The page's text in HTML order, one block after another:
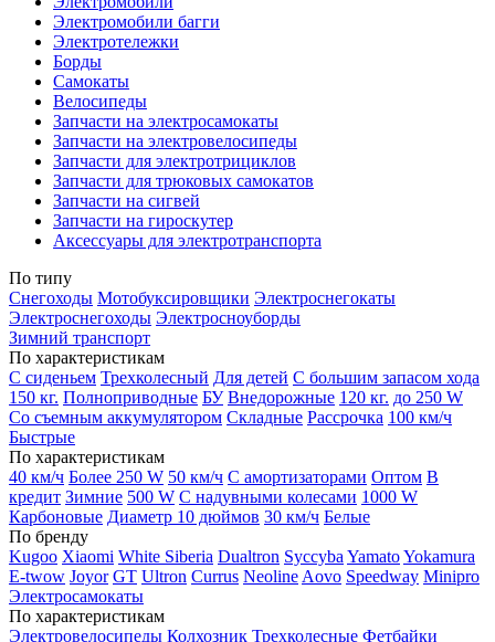
Электромобили багги
Электротележки
Борды
Самокаты
Велосипеды
Запчасти на электросамокаты
Запчасти на электровелосипеды
Запчасти для электротрициклов
Запчасти для трюковых самокатов
Запчасти на сигвей
Запчасти на гироскутер
Аксессуары для электротранспорта
По типу
Снегоходы Мотобуксировщики Электроснегокаты
Электроснегоходы Электросноуборды
Зимний транспорт
По характеристикам
С сиденьем Трехколесный Для детей С большим запасом хода
150 кг. Полноприводные БУ Внедорожные 120 кг. до 250 W
Со съемным аккумулятором Складные Рассрочка 100 км/ч
Быстрые
По характеристикам
40 км/ч Более 250 W 50 км/ч С амортизаторами Оптом В
кредит Зимние 500 W С надувными колесами 1000 W
Карбоновые Диаметр 10 дюймов 30 км/ч Белые
По бренду
Kugoo Xiaomi White Siberia Dualtron Syccyba YamatoYokamura
E-twow Joyor GT Ultron Currus Neoline Aovo Speedway Minipro
Электросамокаты
По характеристикам
Электровелосипеды Колхозник Трехколесные Фетбайки